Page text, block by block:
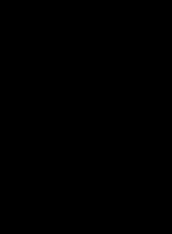
am Spieß bei Bussmeyer und
ab. Frischen Spinat und Knoblauch
gern in Hofläden in der Umgebung
in Roxel, Renfert-
oder auf dem Kleehof in
Hofläden sind auch zu finden beim
Münsterland das Gute Leben.
Gute so nahe und ist so simpel.
gibt es nun noch Pasta dazu. Auch
gemacht aus kleinen
Hofläden oder wagt euch einfach
eigentlich 5 Minuten reichen,
weil es soooo lecker ist. Aber ich